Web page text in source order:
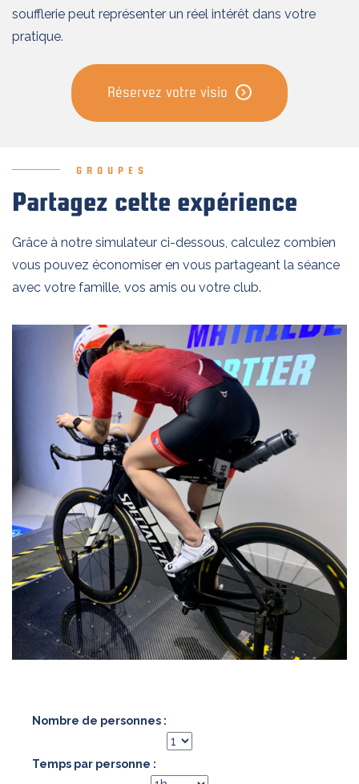
soufflerie peut représenter un réel intérêt dans votre
pratique.
Réservez votre visio
GROUPES
Partagez cette expérience
Grâce à notre simulateur ci-dessous, calculez combien
vous pouvez économiser en vous partageant la séance
avec votre famille, vos amis ou votre club.
Nombre de personnes :
Temps par personne :